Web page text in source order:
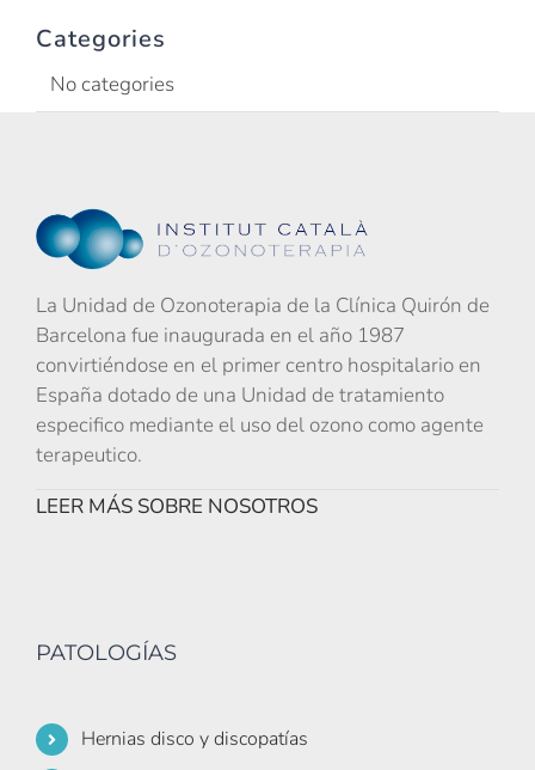
Categories
No categories
La Unidad de Ozonoterapia de la Clínica Quirón de
Barcelona fue inaugurada en el año 1987
convirtiéndose en el primer centro hospitalario en
España dotado de una Unidad de tratamiento
especifico mediante el uso del ozono como agente
terapeutico.
LEER MÁS SOBRE NOSOTROS
PATOLOGÍAS
Hernias disco y discopatías